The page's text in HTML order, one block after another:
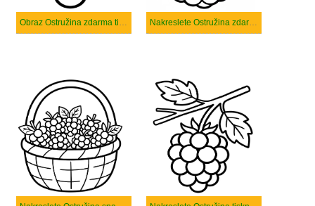
Obraz Ostružina zdarma tisknutelné Nakreslete Ostružina zdarma prostý tisknutelné